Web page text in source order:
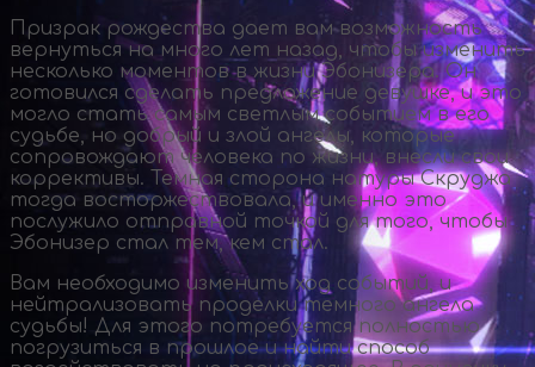
Призрак рождества дает вам возможность
вернуться на много лет назад, чтобы изменить
несколько моментов в жизни Эбонизера. Он
готовился сделать предложение девушке, и это
могло стать самым светлым событием в его
судьбе, но добрый и злой ангелы, которые
сопровождают человека по жизни, внесли свои
коррективы. Темная сторона натуры Скруджа
тогда восторжествовала, и именно это
послужило отправной точкой для того, чтобы
Эбонизер стал тем, кем стал.
Вам необходимо изменить ход событий, и
нейтрализовать проделки темного ангела
судьбы! Для этого потребуется полностью
погрузиться в прошлое и найти способ